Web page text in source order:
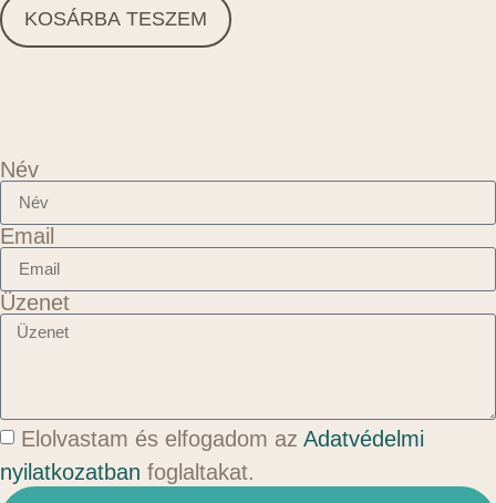
KOSÁRBA TESZEM
Név
Email
Üzenet
Elolvastam és elfogadom az Adatvédelmi
nyilatkozatban foglaltakat.